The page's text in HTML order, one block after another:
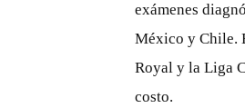
exámenes
México y Chile.
Royal y la Liga
costo.